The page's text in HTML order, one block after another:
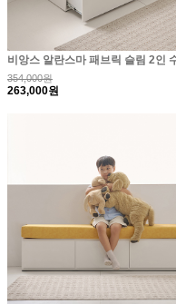
354,000원
263,000원